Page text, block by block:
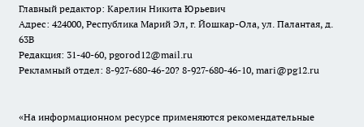
Главный редактор: Карелин Никита Юрьевич
Адрес: 424000, Республика Марий Эл, г. Йошкар-Ола, ул. Палантая, д.
63В
Редакция: 31-40-60, pgorod12@mail.ru
Рекламный отдел: 8-927-680-46-20? 8-927-680-46-10, mari@pg12.ru
«На информационном ресурсе применяются рекомендательные